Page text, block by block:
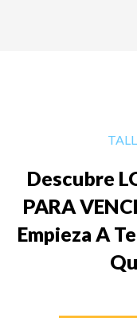
Descubre
PARA
Empieza A